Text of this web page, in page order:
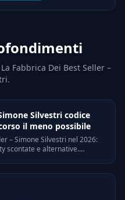
Fabbrica Dei Best Seller –
Silvestri codice
il meno possibile
– Simone Silvestri nel 2026:
scontate e alternative.